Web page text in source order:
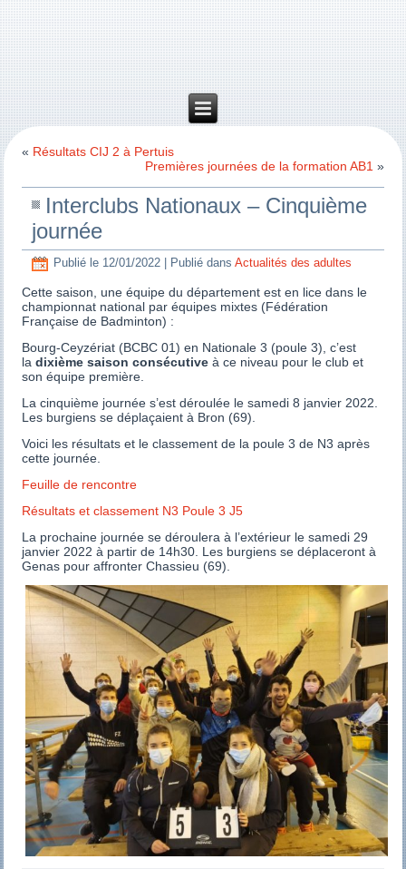
« Résultats CIJ 2 à Pertuis
Premières journées de la formation AB1 »
Interclubs Nationaux – Cinquième
journée
Publié le 12/01/2022 Publié dans Actualités des adultes
Cette saison, une équipe du département est en lice dans le
championnat national par équipes mixtes (Fédération
Française de Badminton) :
Bourg-Ceyzériat (BCBC 01) en Nationale 3 (poule 3), c’est
ladixième saison consécutive à ce niveau pour le club et
son équipe première.
La cinquième journée s’est déroulée le samedi 8 janvier 2022.
Les burgiens se déplaçaient à Bron (69).
Voici les résultats et le classement de la poule 3 de N3 après
cette journée.
Feuille de rencontre
Résultats et classement N3 Poule 3 J5
La prochaine journée se déroulera à l’extérieur le samedi 29
janvier 2022 à partir de 14h30. Les burgiens se déplaceront à
Genas pour affronter Chassieu (69).